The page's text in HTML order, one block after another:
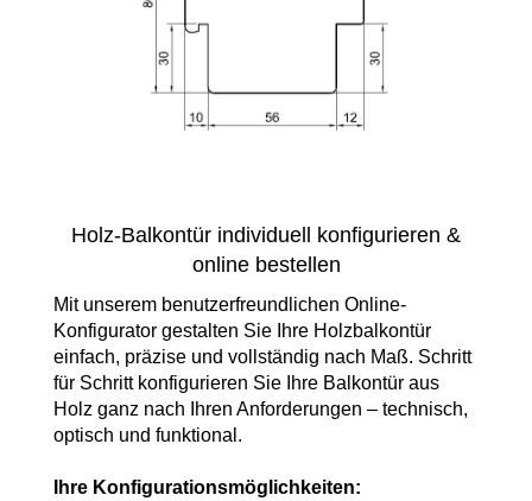
Holz-Balkontür individuell konfigurieren &
online bestellen
Mit unserem benutzerfreundlichen Online-
Konfigurator gestalten Sie Ihre Holzbalkontür
einfach, präzise und vollständig nach Maß. Schritt
für Schritt konfigurieren Sie Ihre Balkontür aus
Holz ganz nach Ihren Anforderungen – technisch,
optisch und funktional.
Ihre Konfigurationsmöglichkeiten: